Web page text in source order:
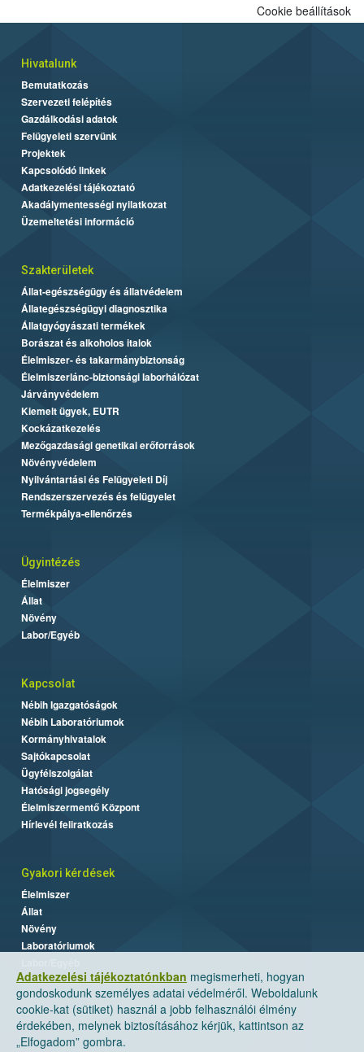
Adatkezelési tájékoztatónkban megismerheti, hogyan
gondoskodunk személyes adatai védelméről. Weboldalunk
cookie-kat (sütiket) használ a jobb felhasználói élmény
érdekében, melynek biztosításához kérjük, kattintson az
„Elfogadom” gombra.
Cookie beállítások
Hivatalunk
Bemutatkozás
Szervezeti felépítés
Gazdálkodási adatok
Felügyeleti szervünk
Projektek
Kapcsolódó linkek
Adatkezelési tájékoztató
Akadálymentességi nyilatkozat
Üzemeltetési információ
Szakterületek
Állat-egészségügy és állatvédelem
Állategészségügyi diagnosztika
Állatgyógyászati termékek
Borászat és alkoholos italok
Élelmiszer- és takarmánybiztonság
Élelmiszerlánc-biztonsági laborhálózat
Járványvédelem
Kiemelt ügyek, EUTR
Kockázatkezelés
Mezőgazdasági genetikai erőforrások
Növényvédelem
Nyilvántartási és Felügyeleti Díj
Rendszerszervezés és felügyelet
Termékpálya-ellenőrzés
Ügyintézés
Élelmiszer
Állat
Növény
Labor/Egyéb
Kapcsolat
Nébih Igazgatóságok
Nébih Laboratóriumok
Kormányhivatalok
Sajtókapcsolat
Ügyfélszolgálat
Hatósági jogsegély
Élelmiszermentő Központ
Hírlevél feliratkozás
Gyakori kérdések
Élelmiszer
Állat
Növény
Laboratóriumok